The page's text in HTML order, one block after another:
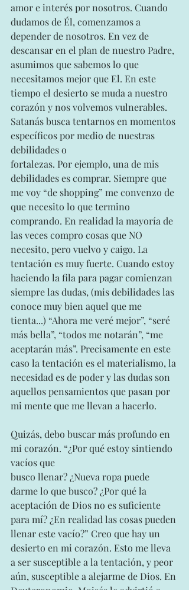
amor e interés por nosotros. Cuando
dudamos de Él, comenzamos a
depender de nosotros. En vez de
descansar en el plan de nuestro Padre,
asumimos que sabemos lo que
necesitamos mejor que El. En este
tiempo el desierto se muda a nuestro
corazón y nos volvemos vulnerables.
Satanás busca tentarnos en momentos
específicos por medio de nuestras
debilidades o
fortalezas. Por ejemplo, una de mis
debilidades es comprar. Siempre que
me voy “de shopping” me convenzo de
que necesito lo que termino
comprando. En realidad la mayoría de
las veces compro cosas que NO
necesito, pero vuelvo y caigo. La
tentación es muy fuerte. Cuando estoy
haciendo la fila para pagar comienzan
siempre las dudas, (mis debilidades las
conoce muy bien aquel que me
tienta...) “Ahora me veré mejor”, “seré
más bella”, “todos me notarán”, “me
aceptarán más”. Precisamente en este
caso la tentación es el materialismo, la
necesidad es de poder y las dudas son
aquellos pensamientos que pasan por
mi mente que me llevan a hacerlo.
Quizás, debo buscar más profundo en
mi corazón. “¿Por qué estoy sintiendo
vacíos que
busco llenar? ¿Nueva ropa puede
darme lo que busco? ¿Por qué la
aceptación de Dios no es suficiente
para mí? ¿En realidad las cosas pueden
llenar este vacío?” Creo que hay un
desierto en mi corazón. Esto me lleva
a ser susceptible a la tentación, y peor
aún, susceptible a alejarme de Dios. En